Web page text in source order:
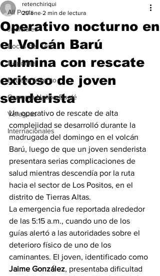
All Posts
Judiciales
Bocas del Toro
Deportes
Entretenimiento
Comarca Ngäbe-Buglé
Veraguas
Internacionales
Operativo nocturno en
el Volcán Barú
culmina con rescate
exitoso de joven
senderista
retenchiriqui
20 ene 2 min de lectura
Un operativo de rescate de alta
complejidad se desarrolló durante la
madrugada del domingo en el volcán
Barú, luego de que un joven senderista
presentara serias complicaciones de
salud mientras descendía por la ruta
hacia el sector de Los Positos, en el
distrito de Tierras Altas.
La emergencia fue reportada alrededor
de las 5:15 a.m., cuando uno de los
guías alertó a las autoridades sobre el
deterioro físico de uno de los
caminantes. El joven, identificado como
Jaime González, presentaba dificultad